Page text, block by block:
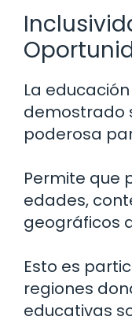
La
demostrado
poderosa
Permite que
edades,
geográficos
Esto es
regiones
educativas